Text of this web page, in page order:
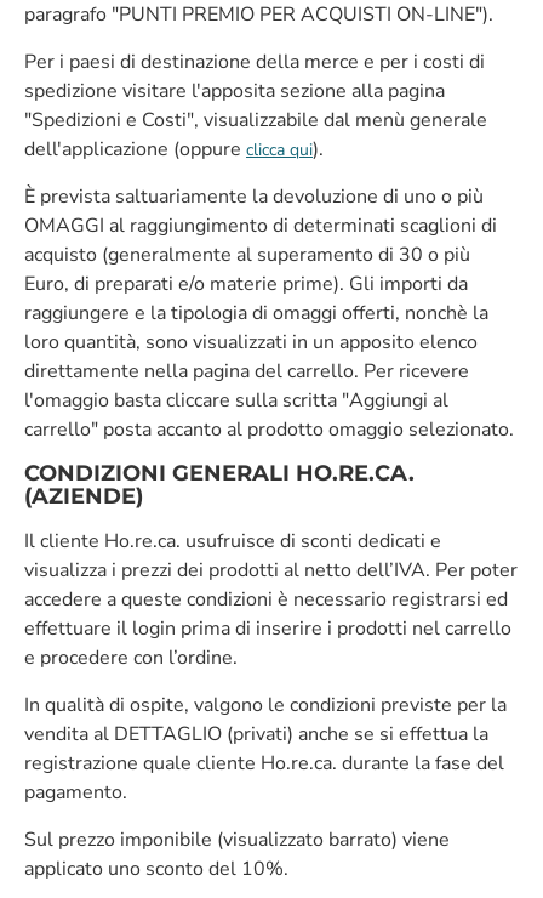
paragrafo "PUNTI PREMIO PER ACQUISTI ON-LINE").
Per i paesi di destinazione della merce e per i costi di
spedizione visitare l'apposita sezione alla pagina
"Spedizioni e Costi", visualizzabile dal menù generale
dell'applicazione (oppure clicca qui).
È prevista saltuariamente la devoluzione di uno o più
OMAGGI al raggiungimento di determinati scaglioni di
acquisto (generalmente al superamento di 30 o più
Euro, di preparati e/o materie prime). Gli importi da
raggiungere e la tipologia di omaggi offerti, nonchè la
loro quantità, sono visualizzati in un apposito elenco
direttamente nella pagina del carrello. Per ricevere
l'omaggio basta cliccare sulla scritta "Aggiungi al
carrello" posta accanto al prodotto omaggio selezionato.
CONDIZIONI GENERALI HO.RE.CA.
(AZIENDE)
Il cliente Ho.re.ca. usufruisce di sconti dedicati e
visualizza i prezzi dei prodotti al netto dell’IVA. Per poter
accedere a queste condizioni è necessario registrarsi ed
effettuare il login prima di inserire i prodotti nel carrello
e procedere con l’ordine.
In qualità di ospite, valgono le condizioni previste per la
vendita al DETTAGLIO (privati) anche se si effettua la
registrazione quale cliente Ho.re.ca. durante la fase del
pagamento.
Sul prezzo imponibile (visualizzato barrato) viene
applicato uno sconto del 10%.